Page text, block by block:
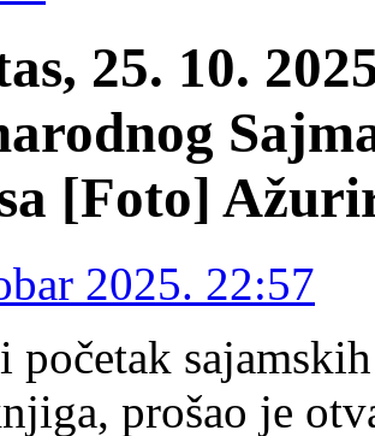
25. 10.
[Foto]
2025. 22:57
početak
prošao je